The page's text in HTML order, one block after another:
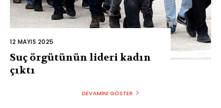
12 MAYIS 2025
Suç örgütünün lideri kadın
çıktı
DEVAMINI GÖSTER